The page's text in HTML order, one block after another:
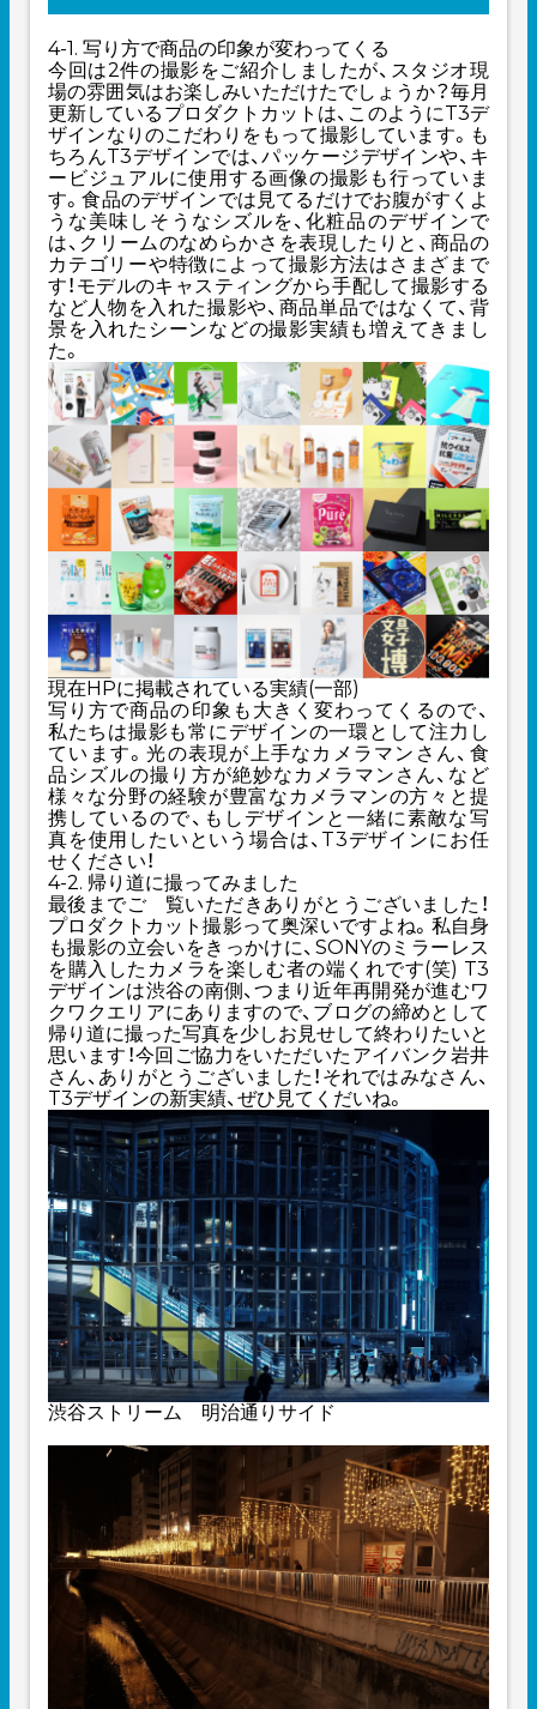
4-1. 写り方で商品の印象が変わってくる
今回は2件の撮影をご紹介しましたが、スタジオ現
場の雰囲気はお楽しみいただけたでしょうか？毎月
更新しているプロダクトカットは、このようにT3デ
ザインなりのこだわりをもって撮影しています。も
ちろんT3デザインでは、パッケージデザインや、キ
ービジュアルに使用する画像の撮影も行っていま
す。食品のデザインでは見てるだけでお腹がすくよ
うな美味しそうなシズルを、化粧品のデザインで
は、クリームのなめらかさを表現したりと、商品の
カテゴリーや特徴によって撮影方法はさまざまで
す！モデルのキャスティングから手配して撮影する
など人物を入れた撮影や、商品単品ではなくて、背
景を入れたシーンなどの撮影実績も増えてきまし
た。
現在HPに掲載されている実績(一部)
写り方で商品の印象も大きく変わってくるので、
私たちは撮影も常にデザインの一環として注力し
ています。光の表現が上手なカメラマンさん、食
品シズルの撮り方が絶妙なカメラマンさん、など
様々な分野の経験が豊富なカメラマンの方々と提
携しているので、もしデザインと一緒に素敵な写
真を使用したいという場合は、T3デザインにお任
せください！
4-2. 帰り道に撮ってみました
最後までご゙覧いただきありがとうございました！
プロダクトカット撮影って奥深いですよね。私自身
も撮影の立会いをきっかけに、SONYのミラーレス
を購入したカメラを楽しむ者の端くれです(笑) T3
デザインは渋谷の南側、つまり近年再開発が進むワ
クワクエリアにありますので、ブログの締めとして
帰り道に撮った写真を少しお見せして終わりたいと
思います！今回ご協力をいただいたアイバンク岩井
さん、ありがとうございました！それではみなさん、
T3デザインの新実績、ぜひ見てくだいね。
渋谷ストリーム 明治通りサイド